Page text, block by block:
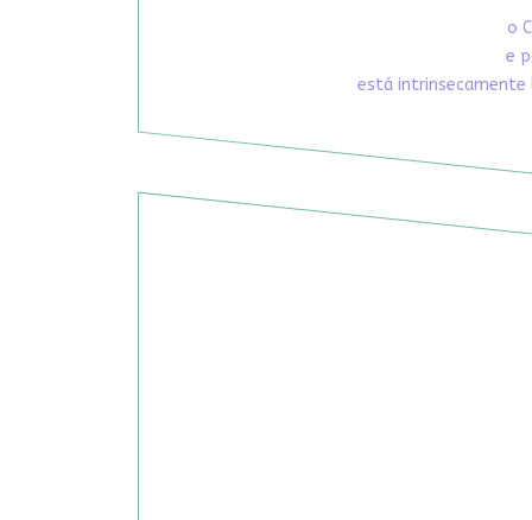
o
e
está intrinsecamente